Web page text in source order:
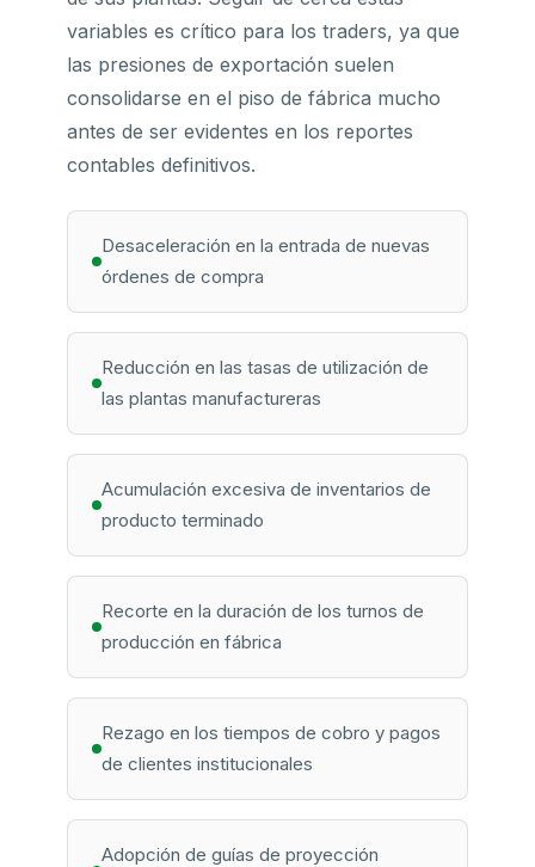
variables es crítico para los traders, ya que
las presiones de exportación suelen
consolidarse en el piso de fábrica mucho
antes de ser evidentes en los reportes
contables definitivos.
Desaceleración en la entrada de nuevas
órdenes de compra
Reducción en las tasas de utilización de
las plantas manufactureras
Acumulación excesiva de inventarios de
producto terminado
Recorte en la duración de los turnos de
producción en fábrica
Rezago en los tiempos de cobro y pagos
de clientes institucionales
Adopción de guías de proyección